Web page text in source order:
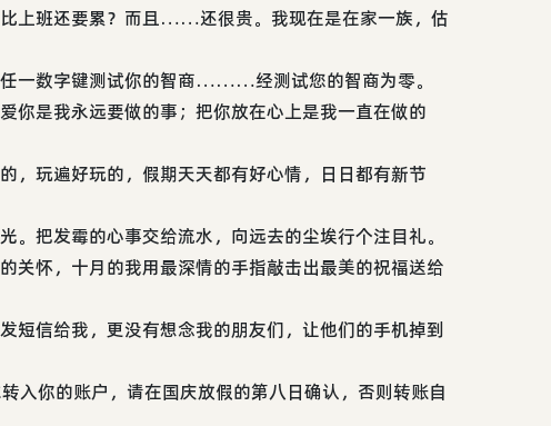
上班还要累？而且……还很贵。我现在是在家一族，估
一数字键测试你的智商………经测试您的智商为零。
你是我永远要做的事；把你放在心上是我一直在做的
，玩遍好玩的，假期天天都有好心情，日日都有新节
。把发霉的心事交给流水，向远去的尘埃行个注目礼。
关怀，十月的我用最深情的手指敲击出最美的祝福送给
短信给我，更没有想念我的朋友们，让他们的手机掉到
入你的账户，请在国庆放假的第八日确认，否则转账自